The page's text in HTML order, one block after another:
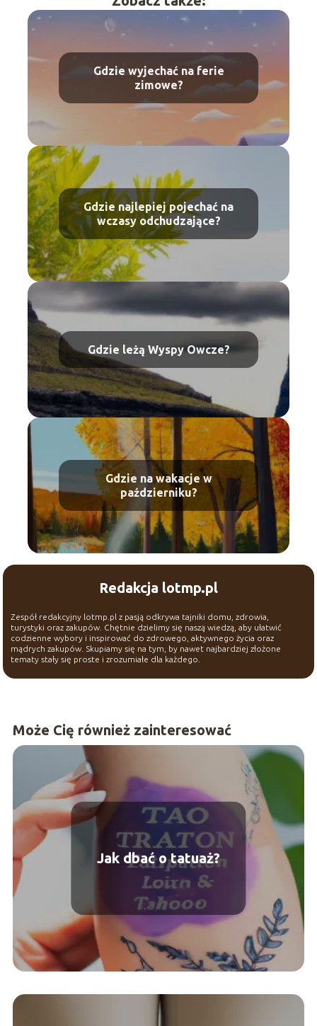
Gdzie wyjechać na ferie
zimowe?
Gdzie najlepiej pojechać na
wczasy odchudzające?
Gdzie leżą Wyspy Owcze?
Gdzie na wakacje w
październiku?
Redakcja lotmp.pl
Zespół redakcyjny lotmp.pl z pasją odkrywa tajniki domu, zdrowia,
turystyki oraz zakupów. Chętnie dzielimy się naszą wiedzą, aby ułatwić
codzienne wybory i inspirować do zdrowego, aktywnego życia oraz
mądrych zakupów. Skupiamy się na tym, by nawet najbardziej złożone
tematy stały się proste i zrozumiałe dla każdego.
Może Cię również zainteresować
Jak dbać o tatuaż?